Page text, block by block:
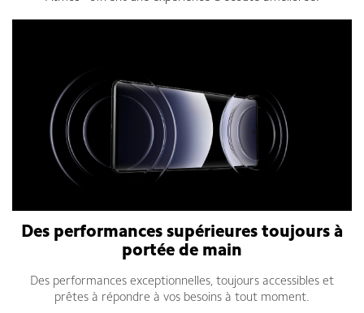
Des performances supérieures toujours à
portée de main
Des performances exceptionnelles, toujours accessibles et
prêtes à répondre à vos besoins à tout moment.